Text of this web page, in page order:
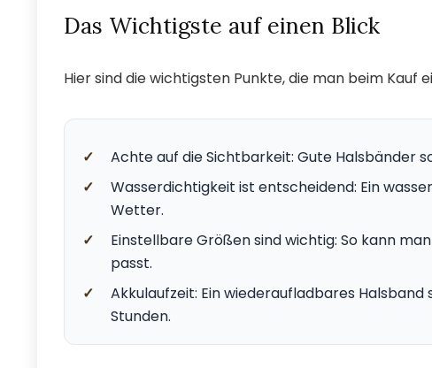
Das Wichtigste auf einen Blick
Hier sind die wichtigsten Punkte, die man beim
✓
Achte auf die Sichtbarkeit: Gute Halsbänder
✓
Wasserdichtigkeit ist entscheidend: Ein
Wetter.
✓
Einstellbare Größen sind wichtig: So kann
passt.
✓
Akkulaufzeit: Ein wiederaufladbares
Stunden.